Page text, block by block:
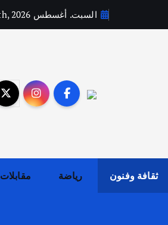
السبت. أغسطس 8th, 2026
ثقافة وفنون رياضة مقابلات